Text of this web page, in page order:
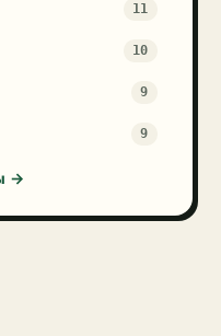
11
10
9
9
→